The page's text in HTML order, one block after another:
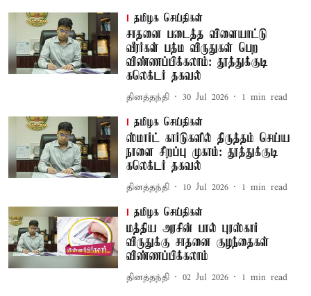
தமிழக செய்திகள்
சாதனை படைத்த விளையாட்டு
வீரர்கள் பத்ம விருதுகள் பெற
விண்ணப்பிக்கலாம்: தூத்துக்குடி
கலெக்டர் தகவல்
தினத்தந்தி 30 Jul 2026 1 min read
தமிழக செய்திகள்
ஸ்மார்ட் கார்டுகளில் திருத்தம் செய்ய
நாளை சிறப்பு முகாம்: தூத்துக்குடி
கலெக்டர் தகவல்
தினத்தந்தி 10 Jul 2026 1 min read
தமிழக செய்திகள்
மத்திய அரசின் பால் புரஸ்கார்
விருதுக்கு சாதனை குழந்தைகள்
விண்ணப்பிக்கலாம்
தினத்தந்தி 02 Jul 2026 1 min read